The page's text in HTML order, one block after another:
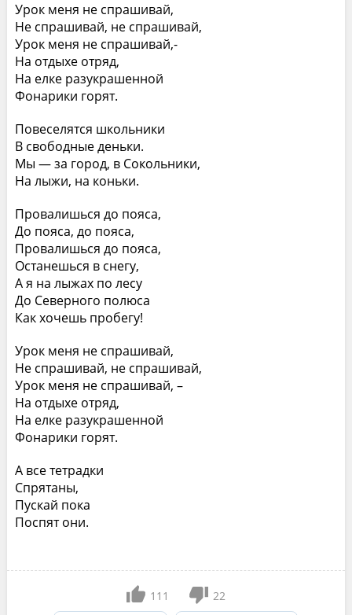
Урок меня не спрашивай,
Не спрашивай, не спрашивай,
Урок меня не спрашивай,-
На отдыхе отряд,
На елке разукрашенной
Фонарики горят.
Повеселятся школьники
В свободные деньки.
Мы — за город, в Сокольники,
На лыжи, на коньки.
Провалишься до пояса,
До пояса, до пояса,
Провалишься до пояса,
Останешься в снегу,
А я на лыжах по лесу
До Северного полюса
Как хочешь пробегу!
Урок меня не спрашивай,
Не спрашивай, не спрашивай,
Урок меня не спрашивай, –
На отдыхе отряд,
На елке разукрашенной
Фонарики горят.
А все тетрадки
Спрятаны,
Пускай пока
Поспят они.
111
22